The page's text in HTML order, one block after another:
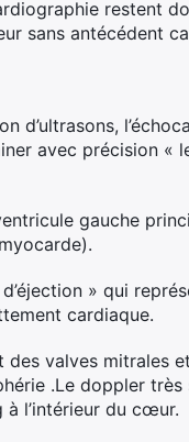
restent
sans antécédent
d’ultrasons,
avec précision «
gauche
» qui
cardiaque.
des valves mitrales
.Le doppler très
l’intérieur du cœur.